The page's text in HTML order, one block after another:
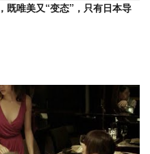
既唯美又“变态”，只有日本导